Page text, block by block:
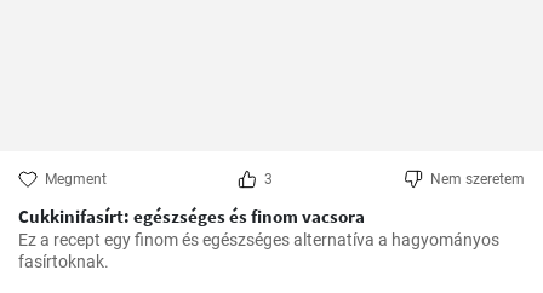
Megment 3 Nem szeretem
Cukkinifasírt: egészséges és finom vacsora
Ez a recept egy finom és egészséges alternatíva a hagyományos
fasírtoknak.